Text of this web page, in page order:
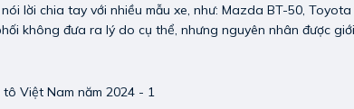
lời chia tay với nhiều mẫu xe, như: Mazda BT-50, Toyota
không đưa ra lý do cụ thể, nhưng nguyên nhân được